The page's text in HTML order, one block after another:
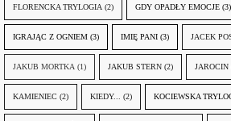
FLORENCKA TRYLOGIA (2) GDY OPADŁY EMOCJE (3)
IGRAJĄC Z OGNIEM (3) IMIĘ PANI (3) JACEK
JAKUB MORTKA (1) JAKUB STERN (2) JAROCIN
KAMIENIEC (2) KIEDY... (2) KOCIEWSKA